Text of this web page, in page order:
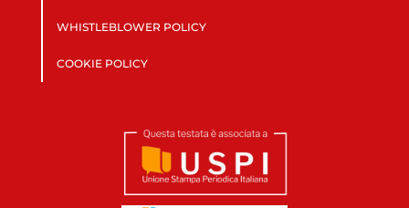
WHISTLEBLOWER POLICY
COOKIE POLICY